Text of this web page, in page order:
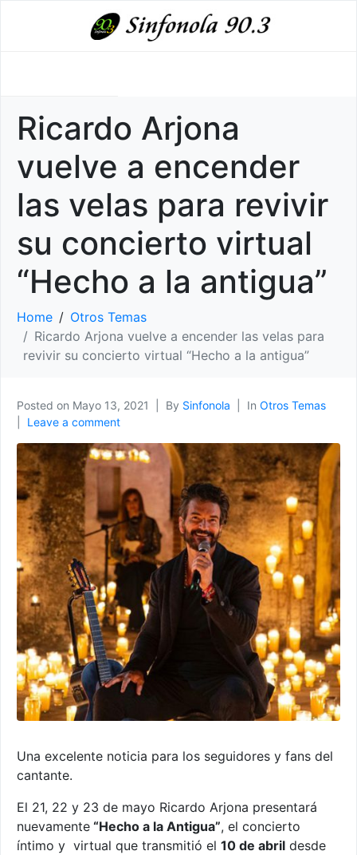
Ricardo Arjona
vuelve a encender
las velas para revivir
su concierto virtual
“Hecho a la antigua”
Home
Otros Temas
Ricardo Arjona vuelve a encender las velas para
revivir su concierto virtual “Hecho a la antigua”
Posted on Mayo 13, 2021 By Sinfonola In Otros Temas
Leave a comment
Una excelente noticia para los seguidores y fans del
cantante.
El 21, 22 y 23 de mayo Ricardo Arjona presentará
nuevamente “Hecho a la Antigua”, el concierto
íntimo y virtual que transmitió el 10 de abril desde